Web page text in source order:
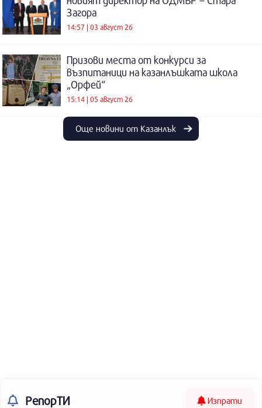
Загора
14:57 | 03 август 26
Призови места от конкурси за
възпитаници на казанлъшката школа
„Орфей“
15:14 | 05 август 26
Още новини от Казанлък
РепорТИ Изпрати